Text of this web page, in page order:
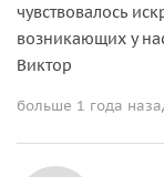
чувствовалось
возникающих у
Виктор
больше 1 года